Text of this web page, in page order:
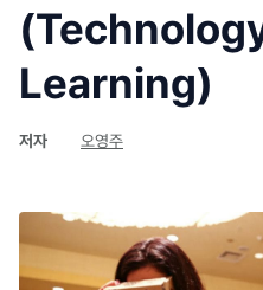
Learning)
저자 오영주